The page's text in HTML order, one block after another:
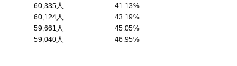
60,335人
41.13%
60,124人
43.19%
59,661人
45.05%
59,040人 46.95%